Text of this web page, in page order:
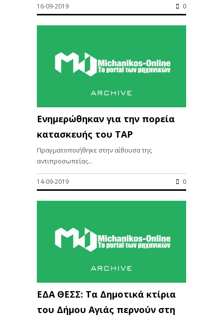
16-09-2019 0
Ενημερώθηκαν για την πορεία
κατασκευής του TAP
Πραγματοποιήθηκε στην αίθουσα της
αντιπροσωπείας...
14-09-2019 0
ΕΔΑ ΘΕΣΣ: Τα Δημοτικά κτίρια
του Δήμου Αγιάς περνούν στη